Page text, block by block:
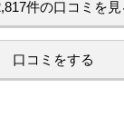
件の口コミを見
口コミをする